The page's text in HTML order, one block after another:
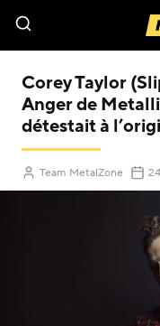
Corey Taylor
Anger de
détestait à
Team MetalZone